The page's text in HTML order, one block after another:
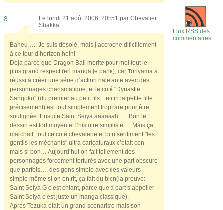
8. Le lundi 21 août 2006, 20h51 par Chevalier
Shakka
Baheu….. Je suis désolé, mais j’accroche dificillement
à ce tour d’horizon hein!
Déjà parce que Dragon Ball mérite pour moi tout le
plus grand respect (en manga je parle), car Toriyama à
réussi à créer une série d’action haletante avec des
personnages charismatique, et le coté "Dynastie
Sangoku" (du premier au petit fils…enfin la petite fille
précisement) est tout simplement trop rare pour être
soulignée. Ensuite Saint Seiya aaaaaah….. Bon le
dessin est fort moyen et l’histoire simpliste…. Mais ça
marchait, tout ce coté chevalerie et bon sentiment "les
gentils les méchants" ultra caricaturaux c’etait con
mais si bon… Aujourd’hui on fait tellement des
personnages forcement torturés avec une part obscure
que parfois…. des gens simple avec des valeurs
simple même si on en rit, ça fait du bien(la preuve:
Saint Seiya G c’est chiant, parce que à part s’appeller
Saint Seiya c’est juste un manga classique).
Après Tezuka était un grand scénariste mais son
Flux RSS des
commentaires